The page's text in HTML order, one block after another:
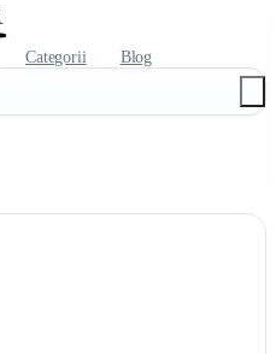
Categorii Blog